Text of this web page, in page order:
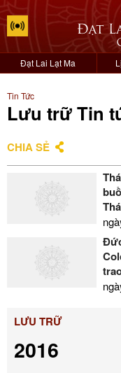
Đạt Lai Lạt Ma
Tin Tức
Lưu trữ Tin
CHIA SẺ
LƯU TRỮ
2016